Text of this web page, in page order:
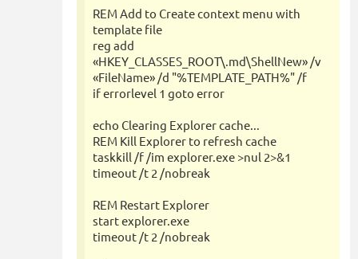
REM Add to Create context menu with
template file
reg add
«HKEY_CLASSES_ROOT\.md\ShellNew» /v
«FileName» /d "%TEMPLATE_PATH%" /f
if errorlevel 1 goto error
echo Clearing Explorer cache...
REM Kill Explorer to refresh cache
taskkill /f /im explorer.exe >nul 2>&1
timeout /t 2 /nobreak
REM Restart Explorer
start explorer.exe
timeout /t 2 /nobreak